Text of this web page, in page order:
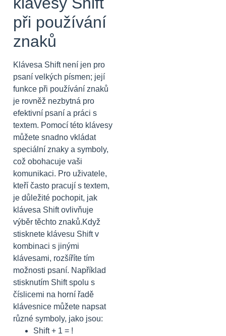
při používání
znaků
Klávesa Shift není jen pro
psaní velkých písmen; její
funkce při používání znaků
je rovněž nezbytná pro
efektivní psaní a práci s
textem. Pomocí této klávesy
můžete snadno vkládat
speciální znaky a symboly,
což obohacuje vaši
komunikaci. Pro uživatele,
kteří často pracují s textem,
je důležité pochopit, jak
klávesa Shift ovlivňuje
výběr těchto znaků.Když
stisknete klávesu Shift v
kombinaci s jinými
klávesami, rozšíříte tím
možnosti psaní. Například
stisknutím Shift spolu s
číslicemi na horní řadě
klávesnice můžete napsat
různé symboly, jako jsou:
Shift + 1 = !